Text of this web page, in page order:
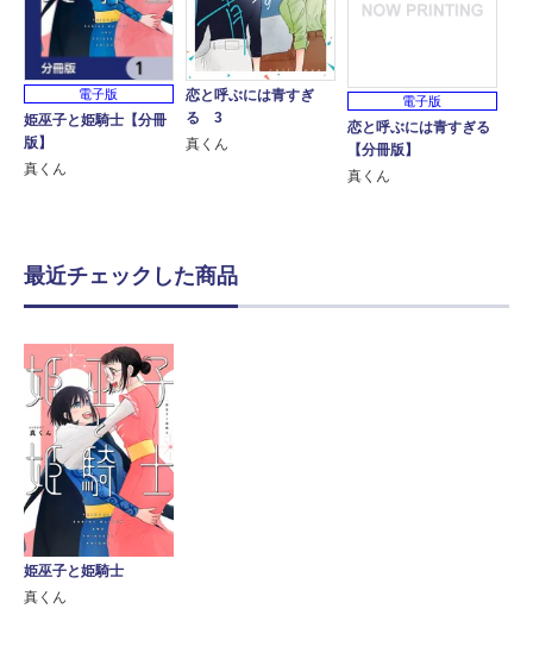
電子版
姫巫子と姫騎士【分冊
版】
真くん
恋と呼ぶには青すぎ
る 3
真くん
電子版
恋と呼ぶには青すぎる
【分冊版】
真くん
最近チェックした商品
姫巫子と姫騎士
真くん